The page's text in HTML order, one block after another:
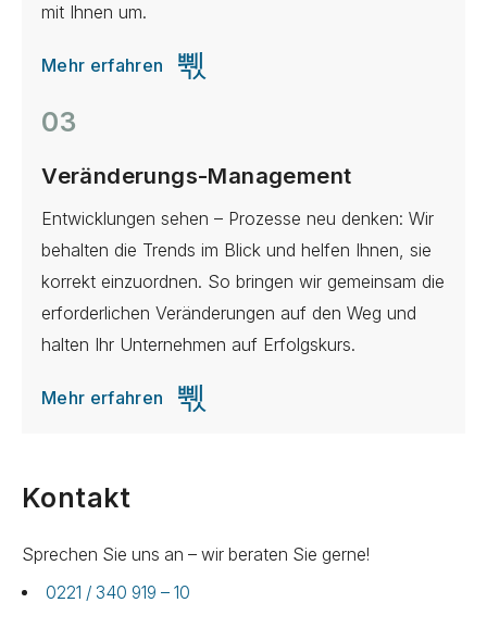
mit Ihnen um.
Mehr erfahren
03
Veränderungs-Management
Entwicklungen sehen – Prozesse neu denken: Wir
behalten die Trends im Blick und helfen Ihnen, sie
korrekt einzuordnen. So bringen wir gemeinsam die
erforderlichen Veränderungen auf den Weg und
halten Ihr Unternehmen auf Erfolgskurs.
Mehr erfahren
Kontakt
Sprechen Sie uns an – wir beraten Sie gerne!
0221 / 340 919 – 10